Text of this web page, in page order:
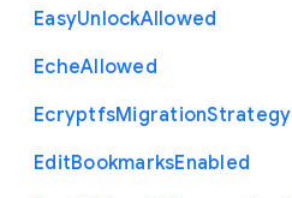
EasyUnlockAllowed
EcheAllowed
EcryptfsMigrationStrategy
EditBookmarksEnabled